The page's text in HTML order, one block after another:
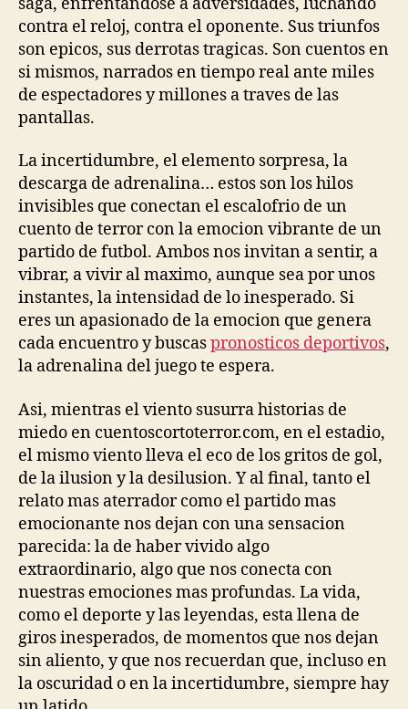
contra el reloj, contra el oponente. Sus triunfos
son epicos, sus derrotas tragicas. Son cuentos en
si mismos, narrados en tiempo real ante miles
de espectadores y millones a traves de las
pantallas.
La incertidumbre, el elemento sorpresa, la
descarga de adrenalina… estos son los hilos
invisibles que conectan el escalofrio de un
cuento de terror con la emocion vibrante de un
partido de futbol. Ambos nos invitan a sentir, a
vibrar, a vivir al maximo, aunque sea por unos
instantes, la intensidad de lo inesperado. Si
eres un apasionado de la emocion que genera
cada encuentro y buscaspronosticos deportivos,
la adrenalina del juego te espera.
Asi, mientras el viento susurra historias de
miedo en cuentoscortoterror.com, en el estadio,
el mismo viento lleva el eco de los gritos de gol,
de la ilusion y la desilusion. Y al final, tanto el
relato mas aterrador como el partido mas
emocionante nos dejan con una sensacion
parecida: la de haber vivido algo
extraordinario, algo que nos conecta con
nuestras emociones mas profundas. La vida,
como el deporte y las leyendas, esta llena de
giros inesperados, de momentos que nos dejan
sin aliento, y que nos recuerdan que, incluso en
la oscuridad o en la incertidumbre, siempre hay